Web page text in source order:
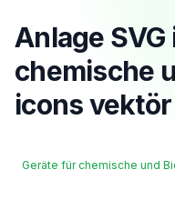
Anlage
chemische
icons vektör
Geräte für chemische und